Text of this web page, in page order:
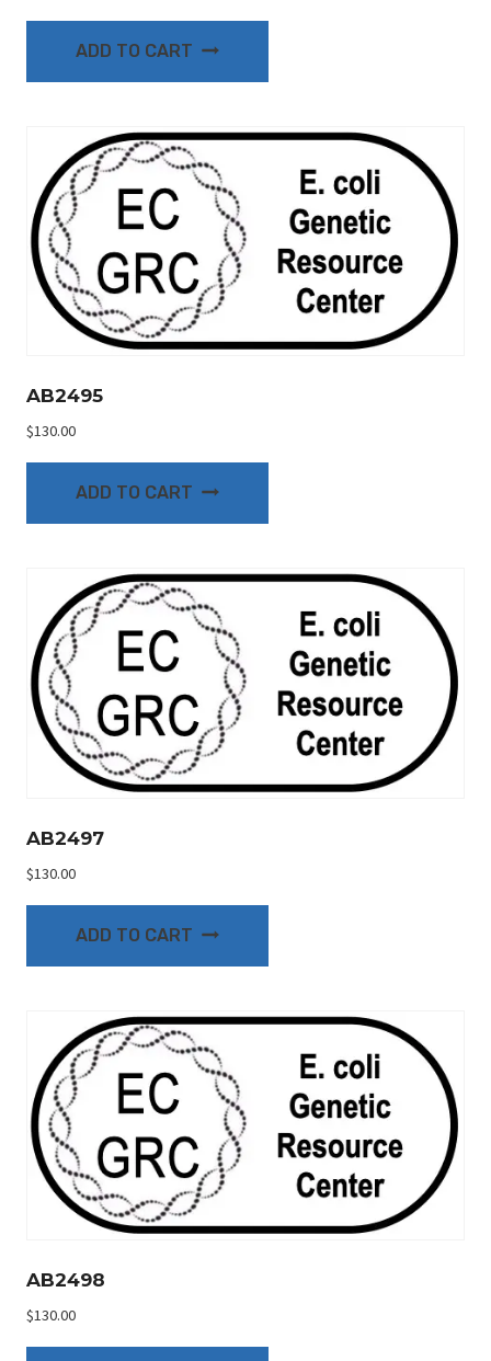
ADD TO CART
AB2495
$130.00
ADD TO CART
AB2497
$130.00
ADD TO CART
AB2498
$130.00